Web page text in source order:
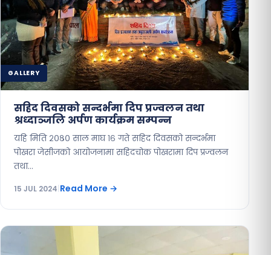
GALLERY
सहिद दिवसको सन्दर्भमा दिप प्रज्वलन तथा
श्रध्दाञ्जलि अर्पण कार्यक्रम सम्पन्न
यहि मिति २०८० साल माघ १६ गते सहिद दिवसको सन्दर्भमा
पोखरा जेसीजको आयोजनामा सहिदचोक पोखरामा दिप प्रज्वलन
तथा…
15 JUL 2024 Read More →